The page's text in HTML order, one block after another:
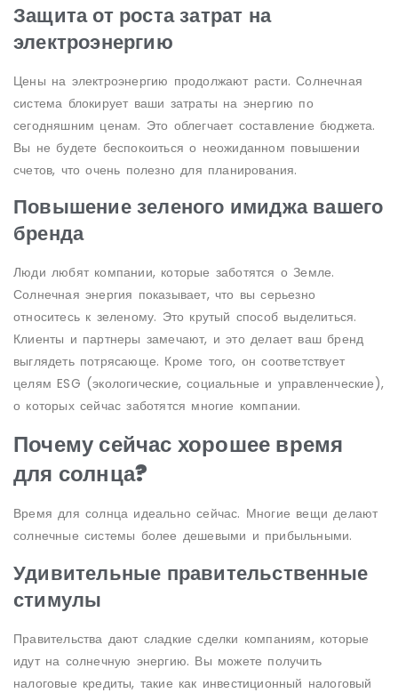
Защита от роста затрат на
электроэнергию
Цены на электроэнергию продолжают расти. Солнечная
система блокирует ваши затраты на энергию по
сегодняшним ценам. Это облегчает составление бюджета.
Вы не будете беспокоиться о неожиданном повышении
счетов, что очень полезно для планирования.
Повышение зеленого имиджа вашего
бренда
Люди любят компании, которые заботятся о Земле.
Солнечная энергия показывает, что вы серьезно
относитесь к зеленому. Это крутый способ выделиться.
Клиенты и партнеры замечают, и это делает ваш бренд
выглядеть потрясающе. Кроме того, он соответствует
целям ESG (экологические, социальные и управленческие),
о которых сейчас заботятся многие компании.
Почему сейчас хорошее время
для солнца?
Время для солнца идеально сейчас. Многие вещи делают
солнечные системы более дешевыми и прибыльными.
Удивительные правительственные
стимулы
Правительства дают сладкие сделки компаниям, которые
идут на солнечную энергию. Вы можете получить
налоговые кредиты, такие как инвестиционный налоговый